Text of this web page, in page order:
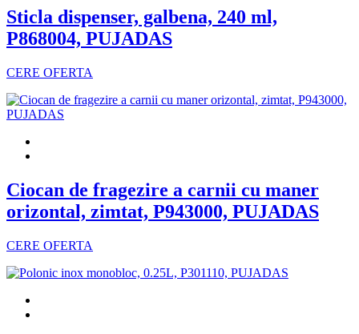
Sticla dispenser, galbena, 240 ml,
P868004, PUJADAS
CERE OFERTA
Ciocan de fragezire a carnii cu maner
orizontal, zimtat, P943000, PUJADAS
CERE OFERTA